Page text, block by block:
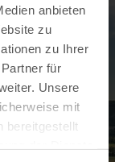
anbieten
zu
zu Ihrer
für
Unsere
mit
bereitgestellt